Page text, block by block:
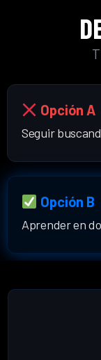
Opción A
Seguir
Opción B
Aprender en